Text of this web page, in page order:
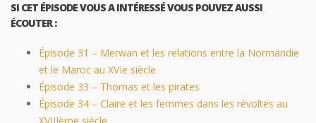
SI CET ÉPISODE VOUS A INTÉRESSÉ VOUS POUVEZ AUSSI
ÉCOUTER :
Épisode 31 – Merwan et les relations entre la Normandie
et le Maroc au XVIe siècle
Épisode 33 – Thomas et les pirates
Épisode 34 – Claire et les femmes dans les révoltes au